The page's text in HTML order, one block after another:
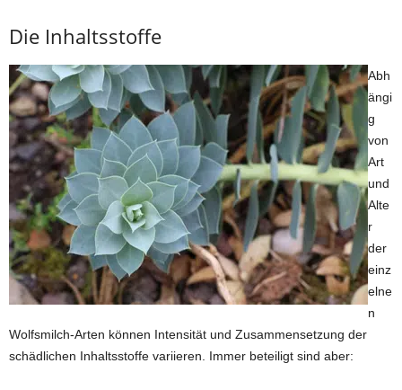
Die Inhaltsstoffe
Abh
ängi
g
von
Art
und
Alte
r
der
einz
elne
n
Wolfsmilch-Arten können Intensität und Zusammensetzung der
schädlichen Inhaltsstoffe variieren. Immer beteiligt sind aber: